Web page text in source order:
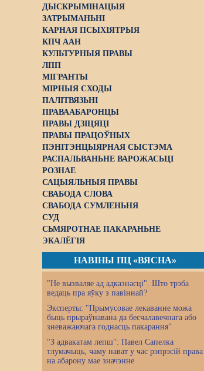
ДЫСКРЫМІНАЦЫЯ
ЗАТРЫМАНЬНІ
КАРНАЯ ПСЫХІЯТРЫЯ
КПЧ ААН
КУЛЬТУРНЫЯ ПРАВЫ
ЛПП
МІГРАНТЫ
МІРНЫЯ СХОДЫ
ПАЛІТВЯЗЬНІ
ПРАВААБАРОНЦЫ
ПРАВЫ ДЗІЦЯЦІ
ПРАВЫ ПРАЦОЎНЫХ
ПЭНІТЭНЦЫЯРНАЯ СЫСТЭМА
РАСПАЛЬВАНЬНЕ ВАРОЖАСЬЦІ
РОЗНАЕ
САЦЫЯЛЬНЫЯ ПРАВЫ
СВАБОДА СЛОВА
СВАБОДА СУМЛЕНЬНЯ
СУД
СЬМЯРОТНАЕ ПАКАРАНЬНЕ
ЭКАЛЁГІЯ
НАВІНЫ ПЦ «ВЯСНА»
"Не вызваляе ад адказнасці". Што трэба
ведаць пра яўку з павіннай?
Эксперты: "Прымусовае лекаванне можа
быць прыраўнавана да бесчалавечнага або
зневажаючага годнасць пакарання"
"З адвакатам лепш": Павел Сапелка
тлумачыць, чаму нават у час рэпрэсій права
на абарону мае значэнне